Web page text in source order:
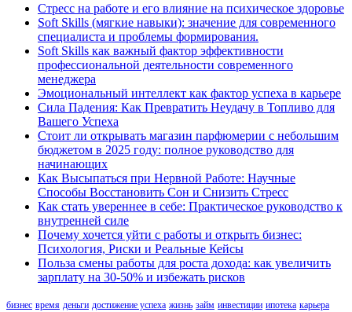
Стресс на работе и его влияние на психическое здоровье
Soft Skills (мягкие навыки): значение для современного
специалиста и проблемы формирования.
Soft Skills как важный фактор эффективности
профессиональной деятельности современного
менеджера
Эмоциональный интеллект как фактор успеха в карьере
Сила Падения: Как Превратить Неудачу в Топливо для
Вашего Успеха
Стоит ли открывать магазин парфюмерии с небольшим
бюджетом в 2025 году: полное руководство для
начинающих
Как Высыпаться при Нервной Работе: Научные
Способы Восстановить Сон и Снизить Стресс
Как стать увереннее в себе: Практическое руководство к
внутренней силе
Почему хочется уйти с работы и открыть бизнес:
Психология, Риски и Реальные Кейсы
Польза смены работы для роста дохода: как увеличить
зарплату на 30-50% и избежать рисков
бизнес время деньги достижение успеха жизнь займ инвестиции ипотека карьера